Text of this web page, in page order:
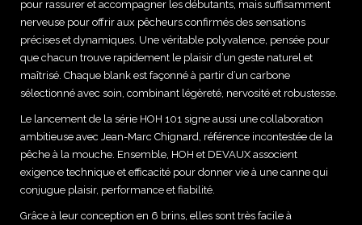
pour rassurer et accompagner les débutants, mais suffisamment
nerveuse pour offrir aux pêcheurs confirmés des sensations
précises et dynamiques. Une véritable polyvalence, pensée pour
que chacun trouve rapidement le plaisir d’un geste naturel et
maîtrisé. Chaque blank est façonné à partir d’un carbone
sélectionné avec soin, combinant légèreté, nervosité et robustesse.
Le lancement de la série HOH 101 signe aussi une collaboration
ambitieuse avec Jean-Marc Chignard, référence incontestée de la
pêche à la mouche. Ensemble, HOH et DEVAUX associent
exigence technique et efficacité pour donner vie à une canne qui
conjugue plaisir, performance et fiabilité.
Grâce à leur conception en 6 brins, elles sont très facile à